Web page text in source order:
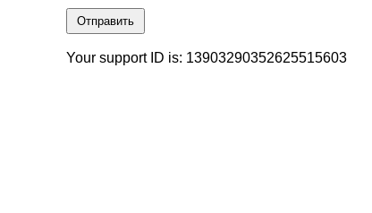
Отправить
Your support ID is: 13903290352625515603